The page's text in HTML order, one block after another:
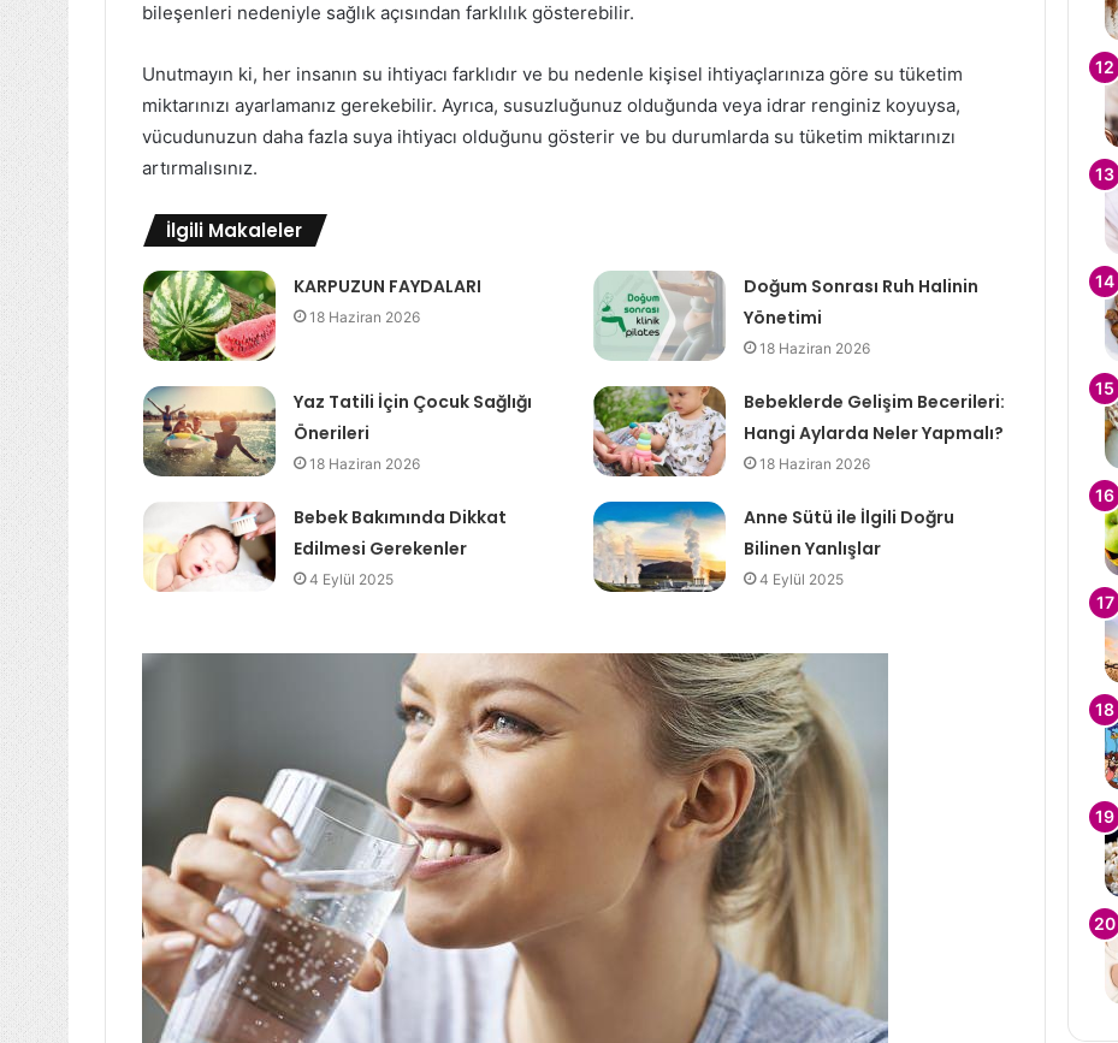
bileşenleri nedeniyle sağlık açısından farklılık gösterebilir.
Unutmayın ki, her insanın su ihtiyacı farklıdır ve bu nedenle kişisel ihtiyaçlarınıza göre su tüketim
miktarınızı ayarlamanız gerekebilir. Ayrıca, susuzluğunuz olduğunda veya idrar renginiz koyuysa,
vücudunuzun daha fazla suya ihtiyacı olduğunu gösterir ve bu durumlarda su tüketim miktarınızı
artırmalısınız.
İlgili Makaleler
KARPUZUN FAYDALARI
18 Haziran 2026
Doğum Sonrası Ruh Halinin
Yönetimi
18 Haziran 2026
Yaz Tatili İçin Çocuk Sağlığı
Önerileri
18 Haziran 2026
Bebeklerde Gelişim Becerileri:
Hangi Aylarda Neler Yapmalı?
18 Haziran 2026
Bebek Bakımında Dikkat
Edilmesi Gerekenler
4 Eylül 2025
Anne Sütü ile İlgili Doğru
Bilinen Yanlışlar
4 Eylül 2025